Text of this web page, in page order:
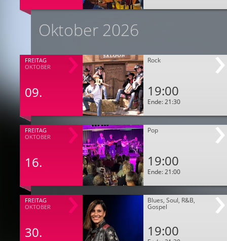
Oktober 2026
FREITAG
OKTOBER
09.
Rock
19:00
Ende: 21:30
FREITAG
OKTOBER
16.
Pop
19:00
Ende: 21:00
FREITAG
OKTOBER
30.
Blues, Soul, R&B,
Gospel
19:00